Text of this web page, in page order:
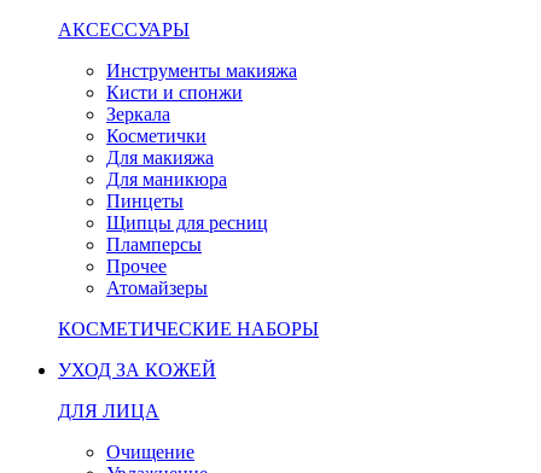
АКСЕССУАРЫ
Инструменты макияжа
Кисти и спонжи
Зеркала
Косметички
Для макияжа
Для маникюра
Пинцеты
Щипцы для ресниц
Пламперсы
Прочее
Атомайзеры
КОСМЕТИЧЕСКИЕ НАБОРЫ
УХОД ЗА КОЖЕЙ
ДЛЯ ЛИЦА
Очищение